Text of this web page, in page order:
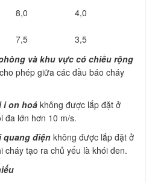
8,0
4,0
7,5
3,5
và khu vực có chiều rộng
phép giữa các đầu báo cháy
i on hoá không được lắp đặt ở
đa lớn hơn 10 m/s.
quang điện không được lắp đặt ở
cháy tạo ra chủ yếu là khói đen.